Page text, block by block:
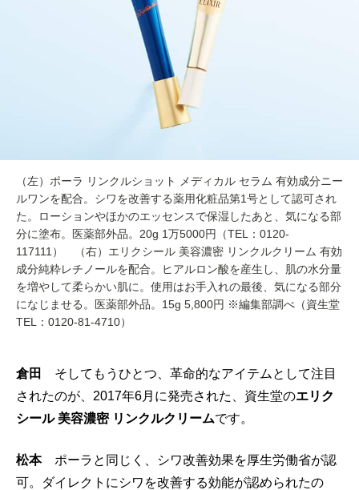
（左）ポーラ リンクルショット メディカル セラム 有効成分ニー
ルワンを配合。シワを改善する薬用化粧品第1号として認可され
た。ローションやほかのエッセンスで保湿したあと、気になる部
分に塗布。医薬部外品。20g 1万5000円（TEL：0120-
117111） （右）エリクシール 美容濃密 リンクルクリーム 有効
成分純粋レチノールを配合。ヒアルロン酸を産生し、肌の水分量
を増やして柔らかい肌に。使用はお手入れの最後、気になる部分
になじませる。医薬部外品。15g 5,800円 ※編集部調べ（資生堂
TEL：0120-81-4710）
倉田
そしてもうひとつ、革命的なアイテムとして注目
されたのが、2017年6月に発売された、資生堂のエリク
シール 美容濃密 リンクルクリームです。
松本ポーラと同じく、シワ改善効果を厚生労働省が認
可。ダイレクトにシワを改善する効能が認められたの